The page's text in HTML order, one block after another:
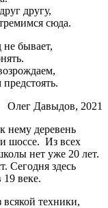
другу,
сюда.
не бывает,
Олег Давыдов, 2021
нему деревень
шоссе. Из всех
нет уже 20 лет.
Сегодня здесь
веке.
всякой техники,